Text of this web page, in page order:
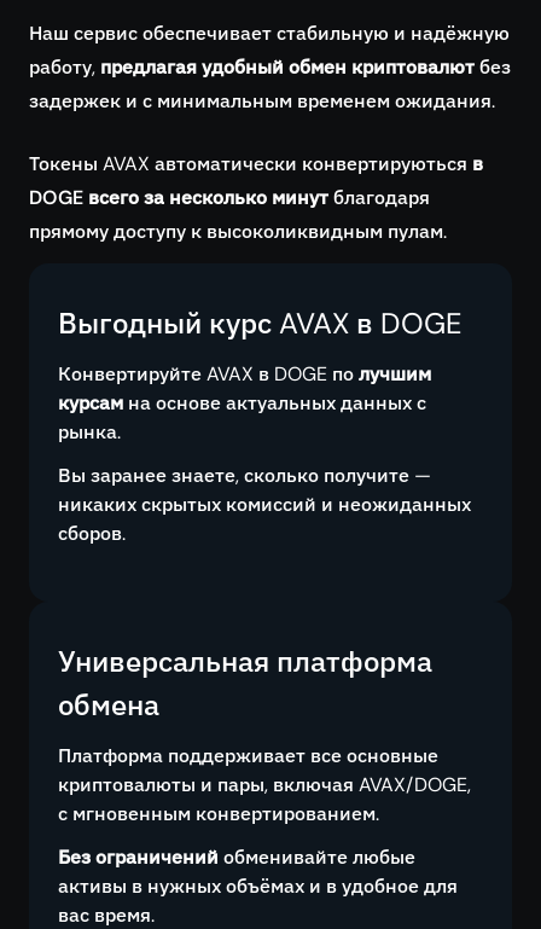
Наш сервис обеспечивает стабильную и надёжную
работу, предлагая удобный обмен криптовалютбез
задержек и с минимальным временем ожидания.
Токены AVAX автоматически конвертируються в
DOGE всего за несколько минутблагодаря
прямому доступу к высоколиквидным пулам.
Выгодный курс AVAX в DOGE
Конвертируйте AVAX в DOGE получшим
курсам на основе актуальных данных с
рынка.
Вы заранее знаете, сколько получите —
никаких скрытых комиссий и неожиданных
сборов.
Универсальная платформа
обмена
Платформа поддерживает все основные
криптовалюты и пары, включая AVAX/DOGE,
с мгновенным конвертированием.
Без ограничений обменивайте любые
активы в нужных объёмах и в удобное для
вас время.